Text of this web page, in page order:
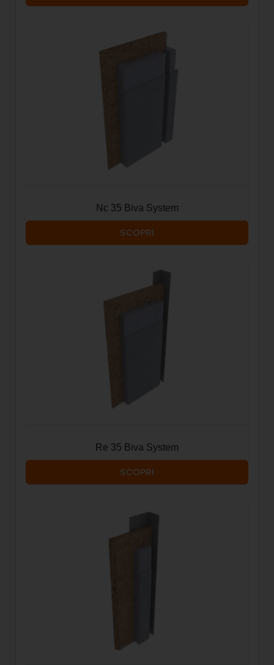
Nc 35 Biva System
SCOPRI
Re 35 Biva System
SCOPRI